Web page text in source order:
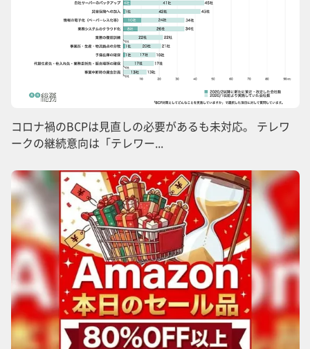
コロナ禍のBCPは見直しの必要があるも未対応。 テレワ
ークの継続意向は「テレワー...